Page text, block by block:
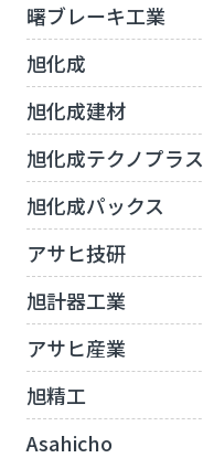
曙ブレーキ工業
旭化成
旭化成建材
旭化成テクノプラス
旭化成パックス
アサヒ技研
旭計器工業
アサヒ産業
旭精工
Asahicho